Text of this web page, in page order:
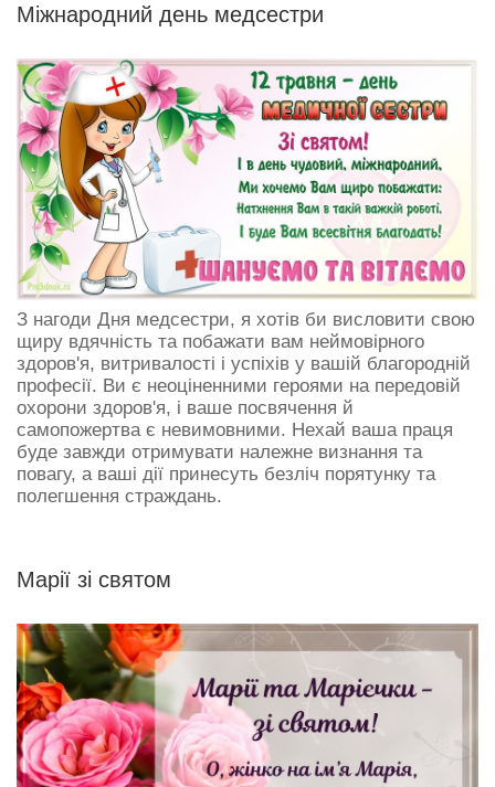
Міжнародний день медсестри
З нагоди Дня медсестри, я хотів би висловити свою
щиру вдячність та побажати вам неймовірного
здоров'я, витривалості і успіхів у вашій благородній
професії. Ви є неоціненними героями на передовій
охорони здоров'я, і ваше посвячення й
самопожертва є невимовними. Нехай ваша праця
буде завжди отримувати належне визнання та
повагу, а ваші дії принесуть безліч порятунку та
полегшення страждань.
Марії зі святом